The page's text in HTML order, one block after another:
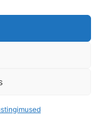
OÜ © 2019-2026